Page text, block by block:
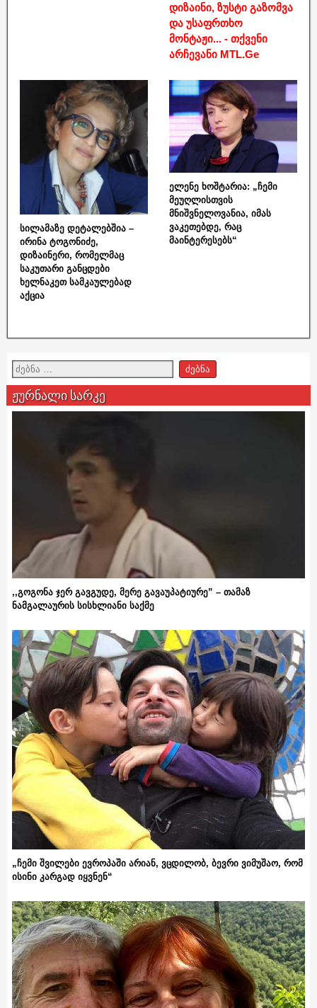
დიზაინი, ზუსტი გაზომვა
და უსაფრთხო
მონტაჟი... - თქვენი
არჩევანი MTL.Ge
სილამაზე დეტალებშია –
ირინა ტოგონიძე,
დიზაინერი, რომელმაც
საკუთარი განცდები
ხელნაკეთ სამკაულებად
აქცია
ელენე ხოშტარია: „ჩემი
მეუღლისთვის
მნიშვნელოვანია, იმას
ვაკეთებდე, რაც
მაინტერესებს“
ჟურნალი სარკე
,,გოგონა ჯერ გავგუდე, მერე გავაუპატიურე” – თამაზ
ნამგალაურის სისხლიანი საქმე
„ჩემი შვილები ევროპაში არიან, ვცდილობ, ბევრი ვიმუშაო, რომ
ისინი კარგად იყვნენ“